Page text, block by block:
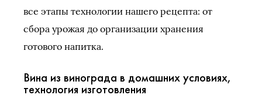
все этапы технологии нашего рецепта: от
сбора урожая до организации хранения
готового напитка.
Вина из винограда в домашних условиях,
технология изготовления